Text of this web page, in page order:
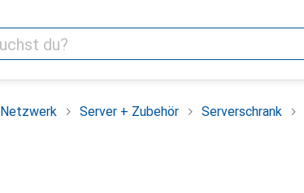
Netzwerk Server + Zubehör Serverschrank